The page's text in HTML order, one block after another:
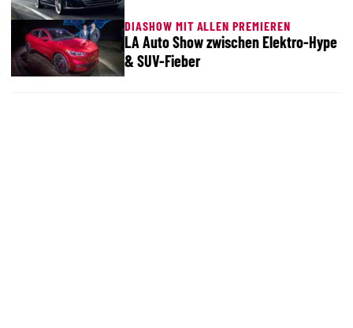
DIASHOW MIT ALLEN PREMIEREN
LA Auto Show zwischen Elektro-Hype
& SUV-Fieber